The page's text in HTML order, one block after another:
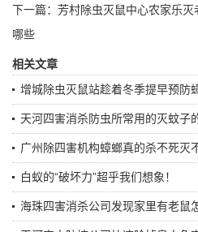
下一篇： 芳村除虫灭鼠中心农家乐
哪些
相关文章
增城除虫灭鼠站趁着冬季提早预防
天河四害消杀防虫所常用的灭蚊子
广州除四害机构蟑螂真的杀不死灭
白蚁的“破坏力”超乎我们想象！
海珠四害消杀公司发现家里有老鼠